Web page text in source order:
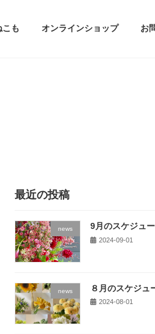
こも オンラインショップ お
最近の投稿
news 9月のスケジュ
2024-09-01
news ８月のスケジュ
2024-08-01